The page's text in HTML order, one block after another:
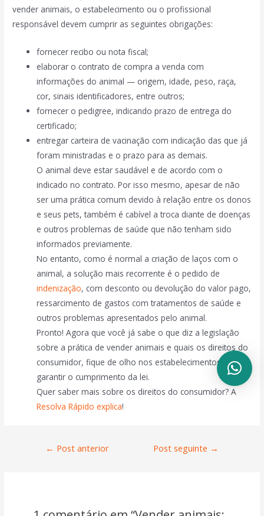
vender animais, o estabelecimento ou o profissional
responsável devem cumprir as seguintes obrigações:
fornecer recibo ou nota fiscal;
elaborar o contrato de compra a venda com
informações do animal — origem, idade, peso, raça,
cor, sinais identificadores, entre outros;
fornecer o pedigree, indicando prazo de entrega do
certificado;
entregar carteira de vacinação com indicação das que já
foram ministradas e o prazo para as demais.
O animal deve estar saudável e de acordo com o
indicado no contrato. Por isso mesmo, apesar de não
ser uma prática comum devido à relação entre os donos
e seus pets, também é cabível a troca diante de doenças
e outros problemas de saúde que não tenham sido
informados previamente.
No entanto, como é normal a criação de laços com o
animal, a solução mais recorrente é o pedido de
indenização, com desconto ou devolução do valor pago,
ressarcimento de gastos com tratamentos de saúde e
outros problemas apresentados pelo animal.
Pronto! Agora que você já sabe o que diz a legislação
sobre a prática de vender animais e quais os direitos do
consumidor, fique de olho nos estabelecimentos para
garantir o cumprimento da lei.
Quer saber mais sobre os direitos do consumidor? A
Resolva Rápido explica!
← Post anterior Post seguinte →